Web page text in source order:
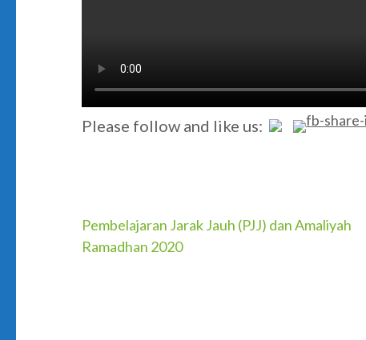
Please follow and like us:
Post
navigation
Pembelajaran Jarak Jauh (PJJ) dan Amaliyah
Ramadhan 2020